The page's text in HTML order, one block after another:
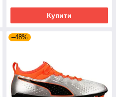
Купити
–48%